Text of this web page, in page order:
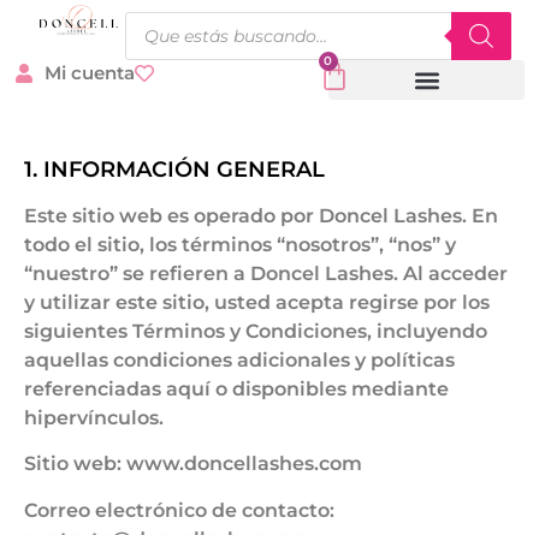
Mi cuenta
0
1. INFORMACIÓN GENERAL
Este sitio web es operado por Doncel Lashes. En
todo el sitio, los términos “nosotros”, “nos” y
“nuestro” se refieren a Doncel Lashes. Al acceder
y utilizar este sitio, usted acepta regirse por los
siguientes Términos y Condiciones, incluyendo
aquellas condiciones adicionales y políticas
referenciadas aquí o disponibles mediante
hipervínculos.
Sitio web: www.doncellashes.com
Correo electrónico de contacto: